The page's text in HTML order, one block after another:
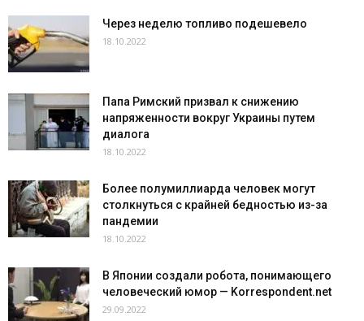
Через неделю топливо подешевело
18.10.2022
Папа Римский призвал к снижению
напряженности вокруг Украины путем
диалога
18.10.2022
Более полумиллиарда человек могут
столкнуться с крайней бедностью из-за
пандемии
18.10.2022
В Японии создали робота, понимающего
человеческий юмор — Korrespondent.net
29.09.2022